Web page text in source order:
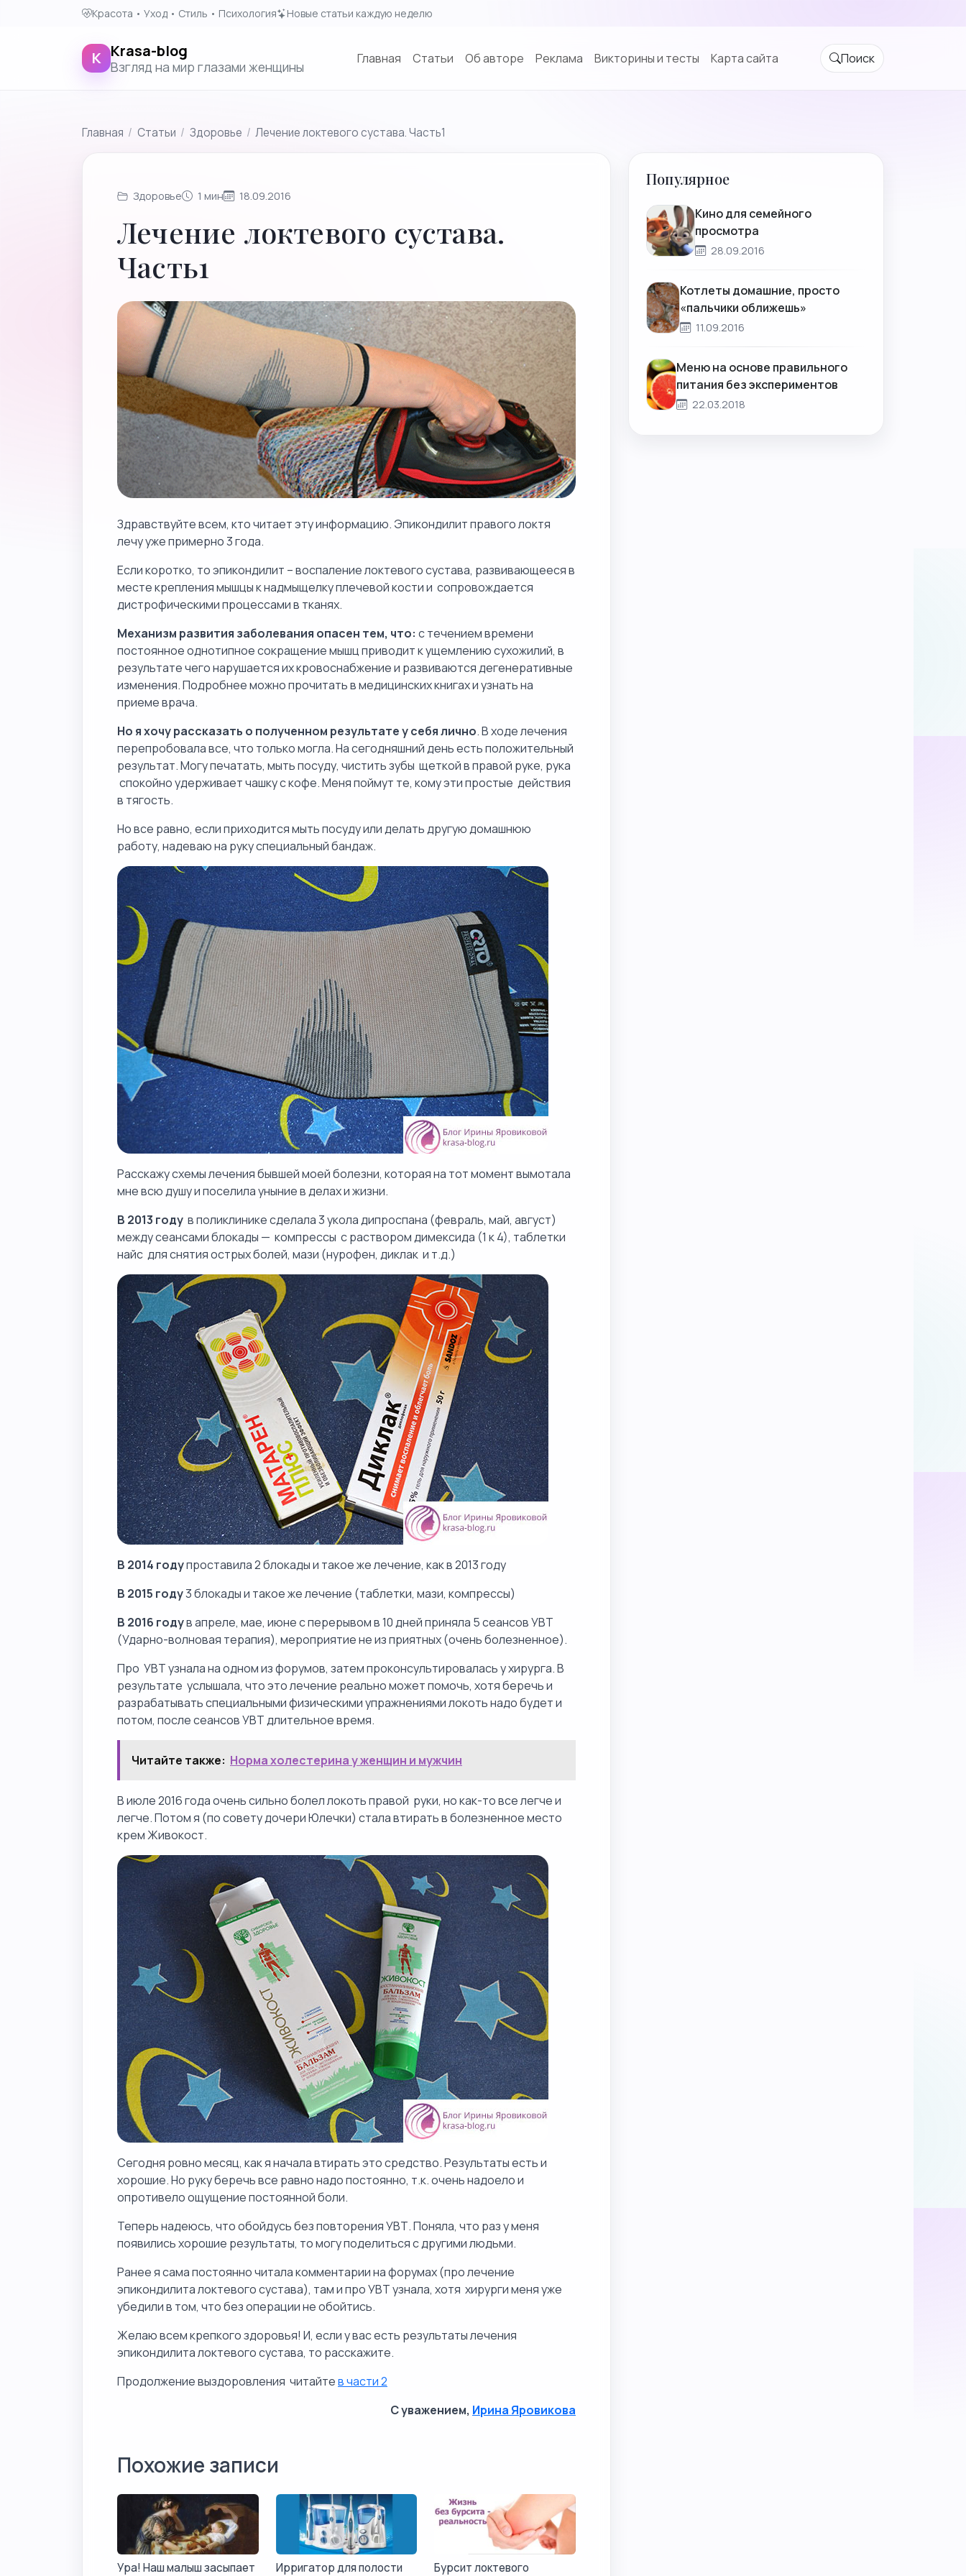
Красота • Уход • Стиль • Психология Новые статьи каждую неделю
K Krasa-blog
Взгляд на мир глазами женщины Главная Cтатьи Об авторе Реклама Викторины и тесты Карта сайта Поиск
Главная / Cтатьи / Здоровье / Лечение локтевого сустава. Часть1
Здоровье 1 мин 18.09.2016
Лечение локтевого сустава.
Часть1
Здравствуйте всем, кто читает эту информацию. Эпикондилит правого локтя
лечу уже примерно 3 года.
Если коротко, то эпикондилит – воспаление локтевого сустава, развивающееся в
месте крепления мышцы к надмыщелку плечевой кости и сопровождается
дистрофическими процессами в тканях.
Механизм развития заболевания опасен тем, что: с течением времени
постоянное однотипное сокращение мышц приводит к ущемлению сухожилий, в
результате чего нарушается их кровоснабжение и развиваются дегенеративные
изменения. Подробнее можно прочитать в медицинских книгах и узнать на
приеме врача.
Но я хочу рассказать о полученном результате у себя лично. В ходе лечения
перепробовала все, что только могла. На сегодняшний день есть положительный
результат. Могу печатать, мыть посуду, чистить зубы щеткой в правой руке, рука
спокойно удерживает чашку с кофе. Меня поймут те, кому эти простые действия
в тягость.
Но все равно, если приходится мыть посуду или делать другую домашнюю
работу, надеваю на руку специальный бандаж.
Расскажу схемы лечения бывшей моей болезни, которая на тот момент вымотала
мне всю душу и поселила уныние в делах и жизни.
В 2013 году в поликлинике сделала 3 укола дипроспана (февраль, май, август)
между сеансами блокады — компрессы с раствором димексида (1 к 4), таблетки
найс для снятия острых болей, мази (нурофен, диклак и т.д.)
В 2014 годупроставила 2 блокады и такое же лечение, как в 2013 году
В 2015 году3 блокады и такое же лечение (таблетки, мази, компрессы)
В 2016 годув апреле, мае, июне с перерывом в 10 дней приняла 5 сеансов УВТ
(Ударно-волновая терапия), мероприятие не из приятных (очень болезненное).
Про УВТ узнала на одном из форумов, затем проконсультировалась у хирурга. В
результате услышала, что это лечение реально может помочь, хотя беречь и
разрабатывать специальными физическими упражнениями локоть надо будет и
потом, после сеансов УВТ длительное время.
Читайте также: Норма холестерина у женщин и мужчин
В июле 2016 года очень сильно болел локоть правой руки, но как-то все легче и
легче. Потом я (по совету дочери Юлечки) стала втирать в болезненное место
крем Живокост.
Сегодня ровно месяц, как я начала втирать это средство. Результаты есть и
хорошие. Но руку беречь все равно надо постоянно, т.к. очень надоело и
опротивело ощущение постоянной боли.
Теперь надеюсь, что обойдусь без повторения УВТ. Поняла, что раз у меня
появились хорошие результаты, то могу поделиться с другими людьми.
Ранее я сама постоянно читала комментарии на форумах (про лечение
эпикондилита локтевого сустава), там и про УВТ узнала, хотя хирурги меня уже
убедили в том, что без операции не обойтись.
Желаю всем крепкого здоровья! И, если у вас есть результаты лечения
эпикондилита локтевого сустава, то расскажите.
Продолжение выздоровления читайтев части 2
С уважением, Ирина Яровикова
Похожие записи
Ура! Наш малыш засыпает
Ирригатор для полости
Бурсит локтевого
Популярное
Кино для семейного
просмотра
28.09.2016
Котлеты домашние, просто
«пальчики оближешь»
11.09.2016
Меню на основе правильного
питания без экспериментов
22.03.2018